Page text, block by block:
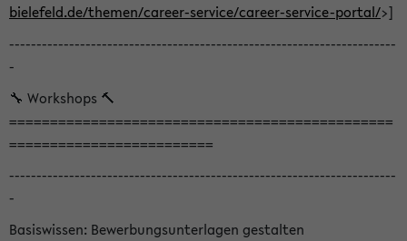
bielefeld.de/themen/career-service/career-service-portal/>]
-----------------------------------------------------------------------
-
🔧 Workshops 🔨
===============================================
=========================
-----------------------------------------------------------------------
-
Basiswissen: Bewerbungsunterlagen gestalten